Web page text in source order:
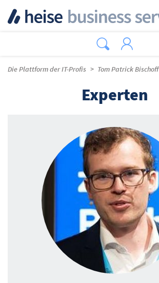
Die Plattform der IT-Profis Tom Patrick Bischoff
Experten